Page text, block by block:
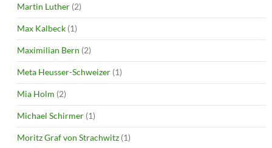
Martin Luther (2)
Max Kalbeck (1)
Maximilian Bern (2)
Meta Heusser-Schweizer (1)
Mia Holm (2)
Michael Schirmer (1)
Moritz Graf von Strachwitz (1)